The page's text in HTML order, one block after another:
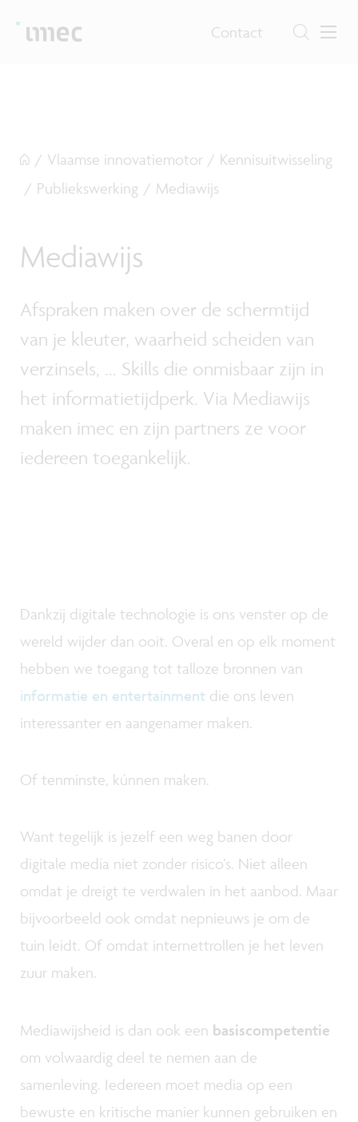
Contact
/ Vlaamse innovatiemotor / Kennisuitwisseling
/ Publiekswerking / Mediawijs
Mediawijs
Afspraken maken over de schermtijd
van je kleuter, waarheid scheiden van
verzinsels, ... Skills die onmisbaar zijn in
het informatietijdperk. Via Mediawijs
maken imec en zijn partners ze voor
iedereen toegankelijk.
Dankzij digitale technologie is ons venster op de
wereld wijder dan ooit. Overal en op elk moment
hebben we toegang tot talloze bronnen van
informatie en entertainment die ons leven
interessanter en aangenamer maken.
Of tenminste, kúnnen maken.
Want tegelijk is jezelf een weg banen door
digitale media niet zonder risico’s. Niet alleen
omdat je dreigt te verdwalen in het aanbod. Maar
bijvoorbeeld ook omdat nepnieuws je om de
tuin leidt. Of omdat internettrollen je het leven
zuur maken.
Mediawijsheid is dan ook een basiscompetentie
om volwaardig deel te nemen aan de
samenleving. Iedereen moet media op een
bewuste en kritische manier kunnen gebruiken en